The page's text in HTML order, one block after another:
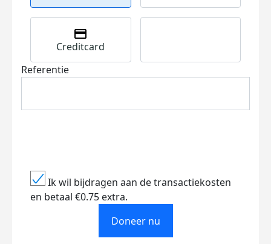
Creditcard
Referentie
Ik wil bijdragen aan de transactiekosten
en betaal €0.75 extra.
Doneer nu